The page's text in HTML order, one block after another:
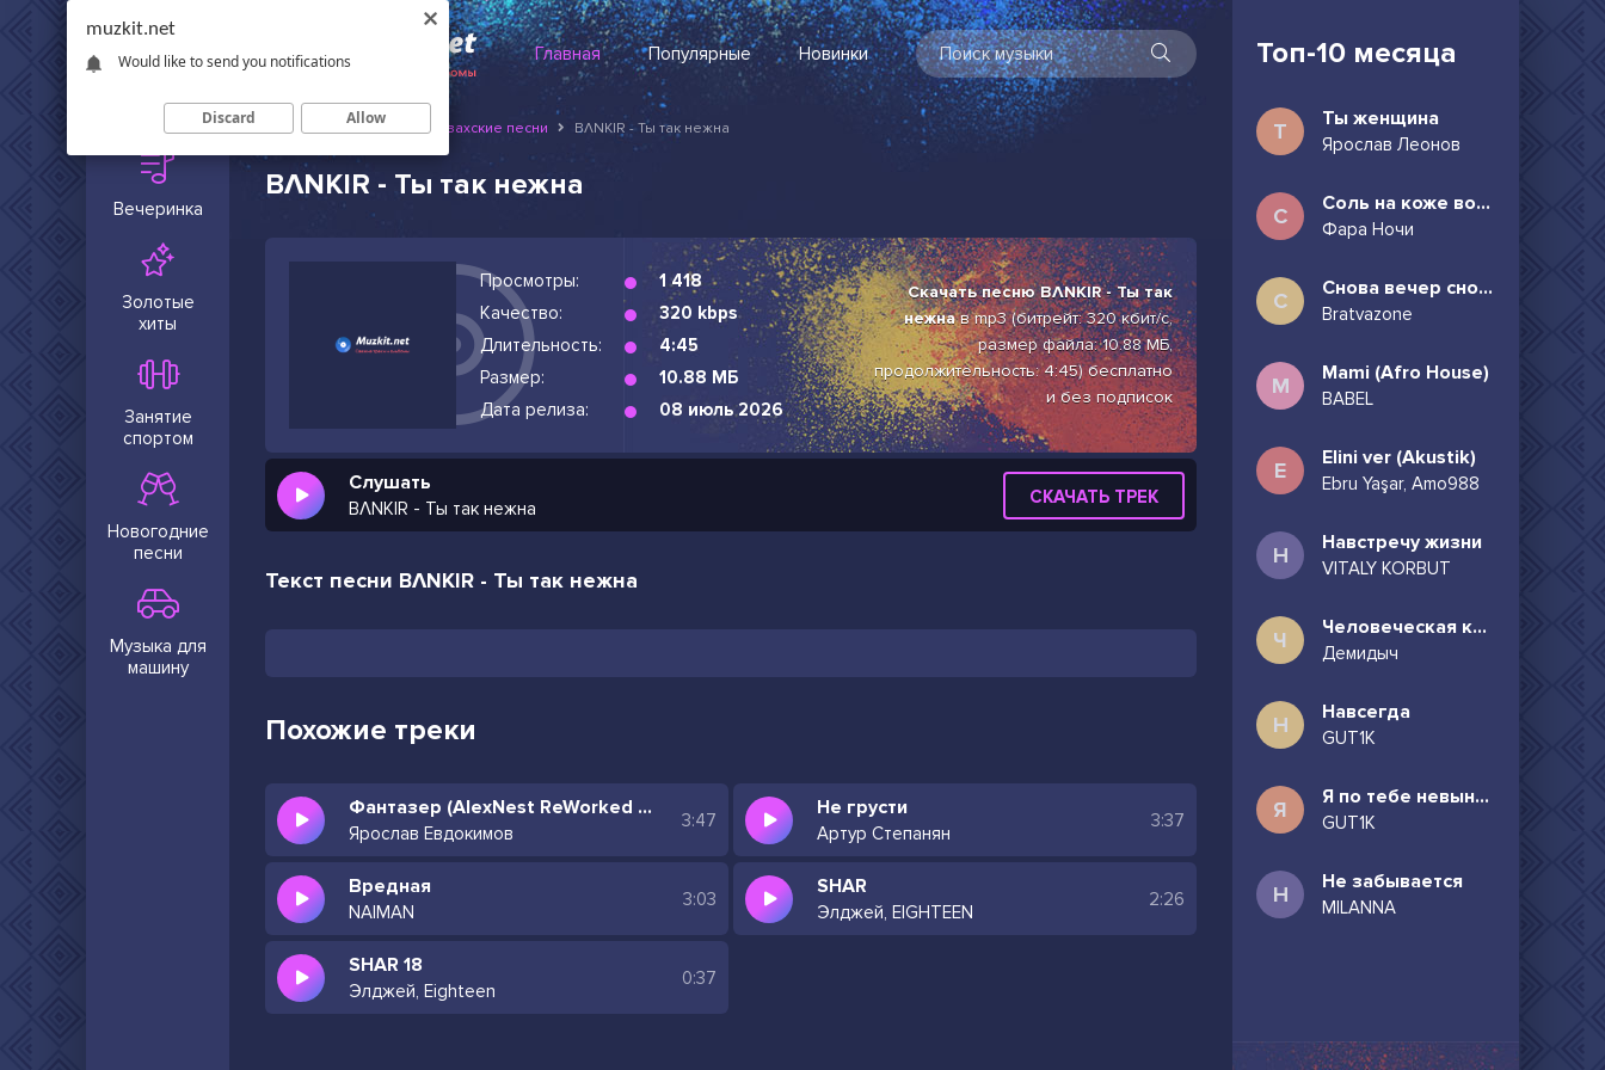
Главная Популярные
Новинки
Вечеринка
Золотые
хиты
Занятие
спортом
Новогодние
песни
Музыка для
машину
Muzkit.net Русские и казахские песни BΛNKIR - Ты так нежна
BΛNKIR - Ты так нежна
Просмотры:
1 418
Качество:
320 kbps
Длительность:
4:45
Размер:
10.88 МБ
Дата релиза:
08 июль 2026
Скачать песню BΛNKIR - Ты так
нежнав mp3 (битрейт: 320 кбит/с,
размер файла: 10.88 МБ,
продолжительность: 4:45) бесплатно
и без подписок
Слушать
BΛNKIR - Ты так нежна
СКАЧАТЬ ТРЕК
Текст песни BΛNKIR - Ты так нежна
Похожие треки
Фантазер (AlexNest ReWorked Cover)
Ярослав Евдокимов
3:47
Не грусти
Артур Степанян
3:37
Вредная
NAIMAN
3:03
SHAR
Элджей, EIGHTEEN
2:26
SHAR 18
Элджей, Eighteen
0:37
Топ-10 месяца
Т Ты женщина
Ярослав Леонов
С Соль на коже волосы в пучок
Фара Ночи
С Снова вечер снова дождь может всё таки придёшь
Bratvazone
M Mami (Afro House)
BABEL
E Elini ver (Akustik)
Ebru Yaşar, Amo988
Н Навстречу жизни
VITALY KORBUT
Ч Человеческая комедия
Демидыч
Н Навсегда
GUT1K
Я Я по тебе невыносимо скучаю
GUT1K
Н Не забывается
MILANNA
muzkit.net
Would like to send you notifications
Discard Allow